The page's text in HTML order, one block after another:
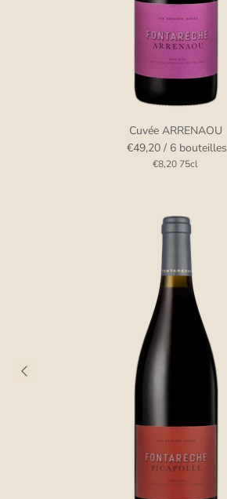
Cuvée ARRENAOU
€49,20 / 6 bouteilles
€8,20 75cl